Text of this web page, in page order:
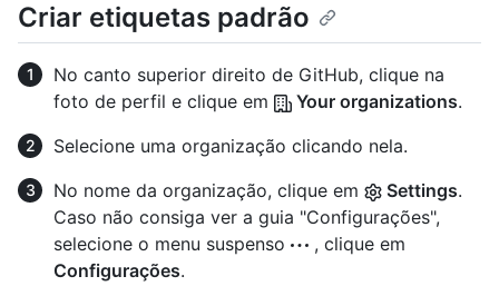
Criar etiquetas padrão
No canto superior direito de GitHub, clique na
foto de perfil e clique em
Your organizations.
Selecione uma organização clicando nela.
No nome da organização, clique em
Settings.
Caso não consiga ver a guia "Configurações",
selecione o menu suspenso
, clique em
Configurações.